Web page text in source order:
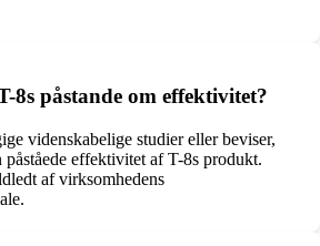
8s påstande om effektivitet?
videnskabelige studier eller beviser,
påståede effektivitet af T-8s produkt.
af virksomhedens